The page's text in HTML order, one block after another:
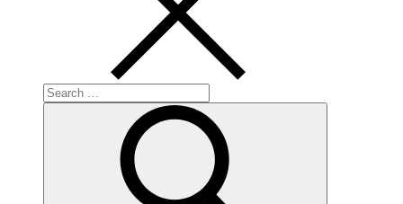
Search
for: